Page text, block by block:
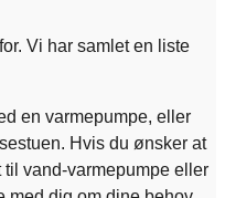
Vi har samlet en liste
en varmepumpe, eller
Hvis du ønsker at
vand-varmepumpe eller